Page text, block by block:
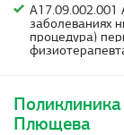
A17.09.002.001
заболеваниях
процедура)
Плющева